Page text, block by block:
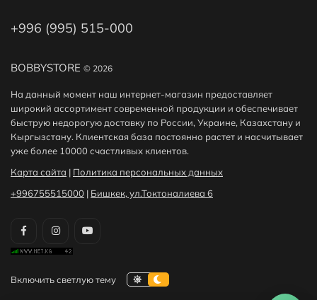
BOBBYSTORE © 2026
На данный момент наш интернет-магазин предоставляет
широкий ассортимент современной продукции и обеспечивает
быструю недорогую доставку по России, Украине, Казахстану и
Кыргызстану. Клиентская база постоянно растет и насчитывает
уже более 10000 счастливых клиентов.
Карта сайта | Политика персональных данных
+996755515000 | Бишкек, ул.Токтоналиева 6
+996 (995) 515-000